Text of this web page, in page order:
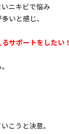
ニキビで悩み
いと感じ、
サポートをしたい！
こうと決意。